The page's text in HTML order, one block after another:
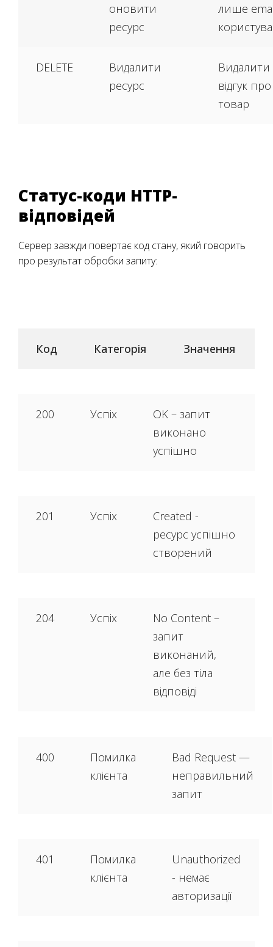
оновити
ресурс
лише
DELETE
Видалити
ресурс
Видалити
відгук про
товар
Статус-коди HTTP-
відповідей
Сервер завжди повертає код стану, який говорить
про результат обробки запиту:
Код Категорія Значення
200 Успіх
OK – запит
виконано
успішно
201 Успіх
Created -
ресурс успішно
створений
204 Успіх
No Content – ​​
запит
виконаний,
але без тіла
відповіді
400
Помилка
клієнта
Bad Request —
неправильний
запит
401
Помилка
клієнта
Unauthorized
- немає
авторизації